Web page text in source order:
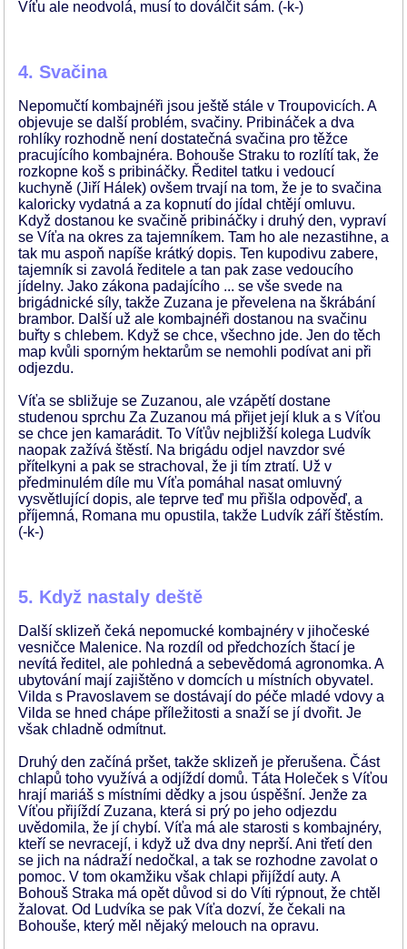
Víťu ale neodvolá, musí to doválčit sám. (-k-)
4. Svačina
Nepomučtí kombajnéři jsou ještě stále v Troupovicích. A
objevuje se další problém, svačiny. Pribináček a dva
rohlíky rozhodně není dostatečná svačina pro těžce
pracujícího kombajnéra. Bohouše Straku to rozlítí tak, že
rozkopne koš s pribináčky. Ředitel tatku i vedoucí
kuchyně (Jiří Hálek) ovšem trvají na tom, že je to svačina
kaloricky vydatná a za kopnutí do jídal chtějí omluvu.
Když dostanou ke svačině pribináčky i druhý den, vypraví
se Víťa na okres za tajemníkem. Tam ho ale nezastihne, a
tak mu aspoň napíše krátký dopis. Ten kupodivu zabere,
tajemník si zavolá ředitele a tan pak zase vedoucího
jídelny. Jako zákona padajícího ... se vše svede na
brigádnické síly, takže Zuzana je převelena na škrábání
brambor. Další už ale kombajnéři dostanou na svačinu
buřty s chlebem. Když se chce, všechno jde. Jen do těch
map kvůli sporným hektarům se nemohli podívat ani při
odjezdu.
Víťa se sbližuje se Zuzanou, ale vzápětí dostane
studenou sprchu Za Zuzanou má přijet její kluk a s Víťou
se chce jen kamarádit. To Víťův nejbližší kolega Ludvík
naopak zažívá štěstí. Na brigádu odjel navzdor své
přítelkyni a pak se strachoval, že ji tím ztratí. Už v
předminulém díle mu Víťa pomáhal nasat omluvný
vysvětlující dopis, ale teprve teď mu přišla odpověď, a
příjemná, Romana mu opustila, takže Ludvík září štěstím.
(-k-)
5. Když nastaly deště
Další sklizeň čeká nepomucké kombajnéry v jihočeské
vesničce Malenice. Na rozdíl od předchozích štací je
nevítá ředitel, ale pohledná a sebevědomá agronomka. A
ubytování mají zajištěno v domcích u místních obyvatel.
Vilda s Pravoslavem se dostávají do péče mladé vdovy a
Vilda se hned chápe příležitosti a snaží se jí dvořit. Je
však chladně odmítnut.
Druhý den začíná pršet, takže sklizeň je přerušena. Část
chlapů toho využívá a odjíždí domů. Táta Holeček s Víťou
hrají mariáš s místními dědky a jsou úspěšní. Jenže za
Víťou přijíždí Zuzana, která si prý po jeho odjezdu
uvědomila, že jí chybí. Víťa má ale starosti s kombajnéry,
kteří se nevracejí, i když už dva dny neprší. Ani třetí den
se jich na nádraží nedočkal, a tak se rozhodne zavolat o
pomoc. V tom okamžiku však chlapi přijíždí auty. A
Bohouš Straka má opět důvod si do Víti rýpnout, že chtěl
žalovat. Od Ludvíka se pak Víťa dozví, že čekali na
Bohouše, který měl nějaký melouch na opravu.